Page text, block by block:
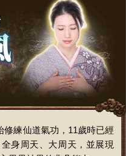
修練仙道氣功，11歲時已經
身周天、大周天，並展現